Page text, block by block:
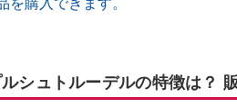
を購入できます。
シュトルーデルの特徴は？